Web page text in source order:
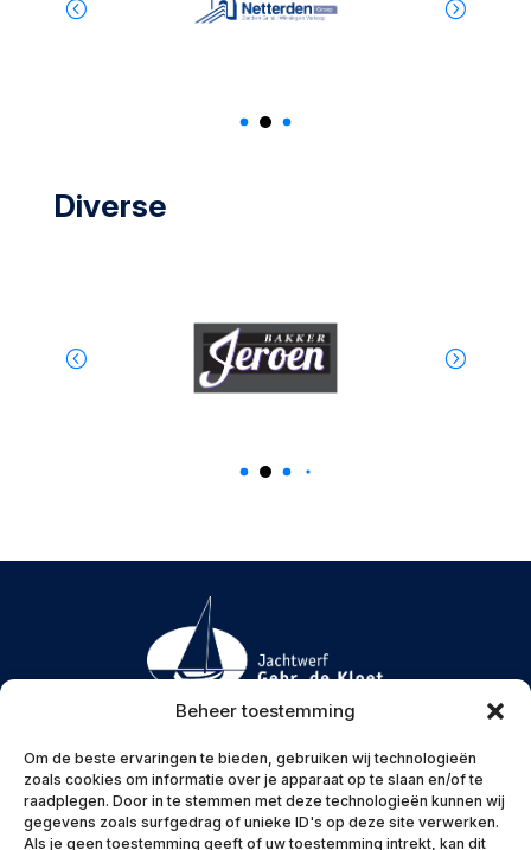
Beheer toestemming
Om de beste ervaringen te bieden, gebruiken wij technologieën
zoals cookies om informatie over je apparaat op te slaan en/of te
raadplegen. Door in te stemmen met deze technologieën kunnen wij
gegevens zoals surfgedrag of unieke ID's op deze site verwerken.
Als je geen toestemming geeft of uw toestemming intrekt, kan dit
Diverse
Menu